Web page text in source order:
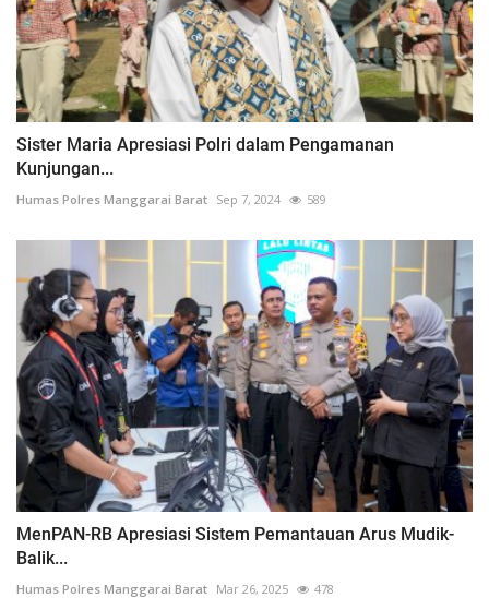
Sister Maria Apresiasi Polri dalam Pengamanan
Kunjungan...
Humas Polres Manggarai Barat Sep 7, 2024 589
MenPAN-RB Apresiasi Sistem Pemantauan Arus Mudik-
Balik...
Humas Polres Manggarai Barat Mar 26, 2025 478